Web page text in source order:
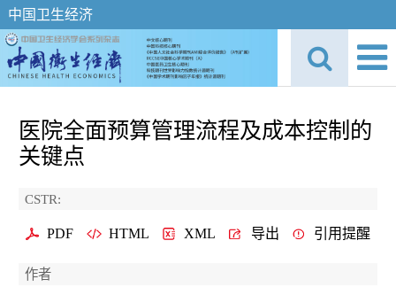
中国卫生经济
医院全面预算管理流程及成本控制的
关键点
CSTR:
PDF HTML XML 导出 引用提醒
作者